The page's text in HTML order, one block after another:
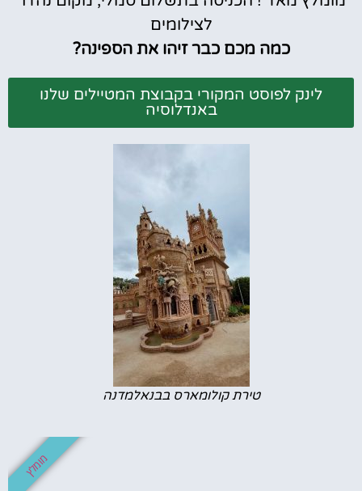
לצילומים
כמה מכם כבר זיהו את הספינה?
לינק לפוסט המקורי בקבוצת המטיילים שלנו
באנדלוסיה
טירת קולומארס בבנאלמדנה
מומלץ